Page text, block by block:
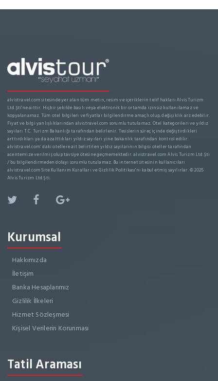
alvistravel.com sitesinde yer alan tüm metin, resim ve içeriklerin telif hakları Alvis Turizm
Ltd.Şti'ne aittir. Hiçbir şekilde basılı veya elektronik bir ortamda izinsiz kullanılamaz ve
kopyalanamaz. Tüm otel bilgileri ve fiyatlar bilgilendirme amaçlı olup, değişiklik arz edebilir.
Fiyat ve bilgi yanlışlıklarından alvistravel.com sorumlu tutulamaz. Otel kategorileri ve yıldız
sayıları T.C. Turizm Bakanlığı tarafından belirlenir. Tesislerin süreç içinde değiştirdikleri
arttırdıkları ya da azalttıkları yıldız sayıları yine bakanlık tarafından kontrol edilir.
alvistravel.com’ daki otellere ait belirtilen yıldız sayılarının bilgisi oteller tarafından
acentemize verilmiş olup tavsiye ötesine geçmemektedir. alvistravel.com Alvis Turizm Ltd.Şti
/ bu bilgilendirmeden dolayı sorumlu tutulamaz. Bu internet sitesinin kullanıcıları
alvistravel.com Site Kullanım Kuralları ve Gizlilik Politikası'nı kabul etmiş sayılırlar. © 2025
Alvis Turizm Ltd.Şti.
Kurumsal
Hakkımızda
İletişim
Banka Hesaplarımız
Gizlilik İlkeleri
Hizmet Sözleşmesi
Kişisel Verilerin Korunması
Tatil Araması